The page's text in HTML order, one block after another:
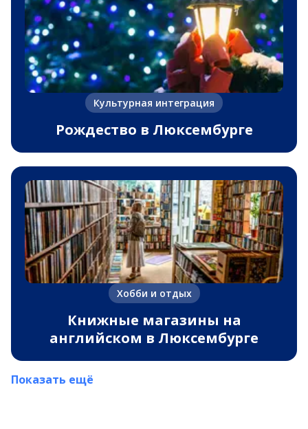
Культурная интеграция
Рождество в Люксембурге
Хобби и отдых
Книжные магазины на
английском в Люксембурге
Показать ещё